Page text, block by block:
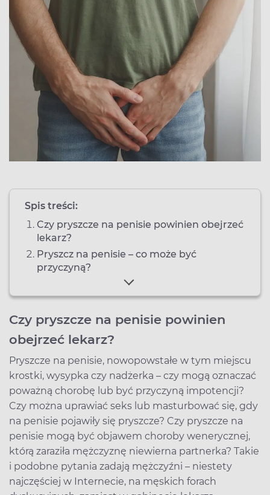
Spis treści:
Czy pryszcze na penisie powinien obejrzeć
lekarz?
Pryszcz na penisie – co może być
przyczyną?
Czy pryszcze na penisie powinien
obejrzeć lekarz?
Pryszcze na penisie, nowopowstałe w tym miejscu
krostki, wysypka czy nadżerka – czy mogą oznaczać
poważną chorobę lub być przyczyną impotencji?
Czy można uprawiać seks lub masturbować się, gdy
na penisie pojawiły się pryszcze? Czy pryszcze na
penisie mogą być objawem choroby wenerycznej,
którą zaraziła mężczyznę niewierna partnerka? Takie
i podobne pytania zadają mężczyźni – niestety
najczęściej w Internecie, na męskich forach